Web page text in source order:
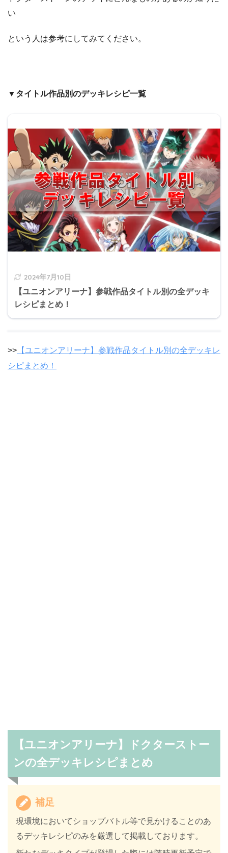
い
という人は参考にしてみてください。
▼タイトル作品別のデッキレシピ一覧
2024年7月10日
【ユニオンアリーナ】参戦作品タイトル別の全デッキ
レシピまとめ！
>> 【ユニオンアリーナ】参戦作品タイトル別の全デッキレ
シピまとめ！
【ユニオンアリーナ】ドクターストー
ンの全デッキレシピまとめ
補足
現環境においてショップバトル等で見かけることのあ
るデッキレシピのみを厳選して掲載しております。